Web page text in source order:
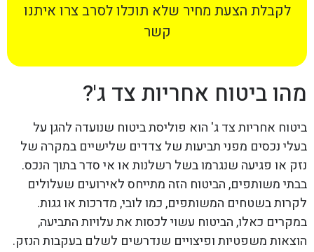
לקבלת הצעת מחיר שלא תוכלו לסרב צרו איתנו
קשר
מהו ביטוח אחריות צד ג'?
ביטוח אחריות צד ג' הוא פוליסת ביטוח שנועדה להגן על
בעלי נכסים מפני תביעות של צדדים שלישיים במקרה של
נזק או פגיעה שנגרמו בשל רשלנות או אי סדר בתוך הנכס.
בבתי משותפים, הביטוח הזה מתייחס לאירועים שעלולים
לקרות בשטחים המשותפים, כמו לובי, מדרכות או גגות.
במקרים כאלו, הביטוח עשוי לכסות את עלויות התביעה,
הוצאות משפטיות ופיצויים שנדרשים לשלם בעקבות הנזק.